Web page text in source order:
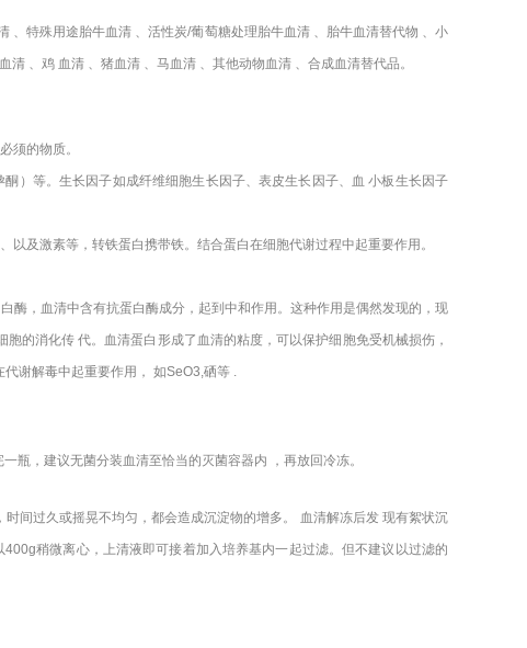
、特殊用途胎牛血清 、活性炭/葡萄糖处理胎牛血清 、胎牛血清替代物 、小
、鸡 血清 、猪血清 、马血清 、其他动物血清 、合成血清替代品。
须的物质。
）等。生长因子如成纤维细胞生长因子、表皮生长因子、血 小板生长因子
及激素等，转铁蛋白携带铁。结合蛋白在细胞代谢过程中起重要作用。
酶，血清中含有抗蛋白酶成分，起到中和作用。这种作用是偶然发现的，现
的消化传 代。血清蛋白形成了血清的粘度，可以保护细胞免受机械损伤，
谢解毒中起重要作用， 如SeO3,硒等 .
瓶，建议无菌分装血清至恰当的灭菌容器内 ，再放回冷冻。
间过久或摇晃不均匀，都会造成沉淀物的增多。 血清解冻后发 现有絮状沉
稍微离心，上清液即可接着加入培养基内一起过滤。但不建议以过滤的